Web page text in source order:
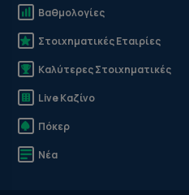
Βαθμολογίες
Στοιχηματικές Εταιρίες
Καλύτερες Στοιχηματικές
Live Καζίνο
Πόκερ
Νέα